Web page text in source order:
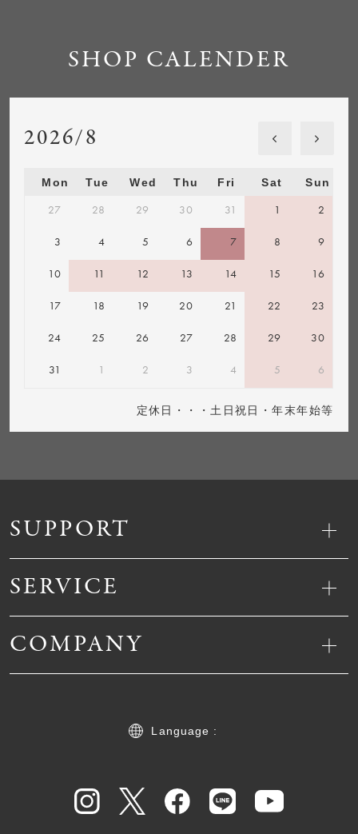
SUPPORT
SERVICE
COMPANY
Language :
SHOP CALENDER
2026/8
Mon Tue Wed Thu Fri Sat Sun
27 28 29 30 31 1 2
3 4 5 6 7 8 9
10 11 12 13 14 15 16
17 18 19 20 21 22 23
24 25 26 27 28 29 30
31 1 2 3 4 5 6
定休日・・・土日祝日・年末年始等